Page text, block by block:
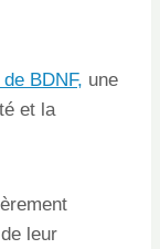
BDNF, une
et la
leur